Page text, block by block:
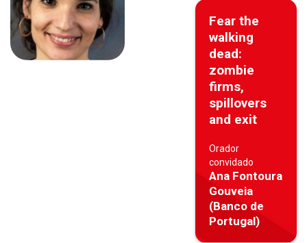
Fear the
walking
dead:
zombie
firms,
spillovers
and exit
Orador
convidado
Ana Fontoura
Gouveia
(Banco de
Portugal)